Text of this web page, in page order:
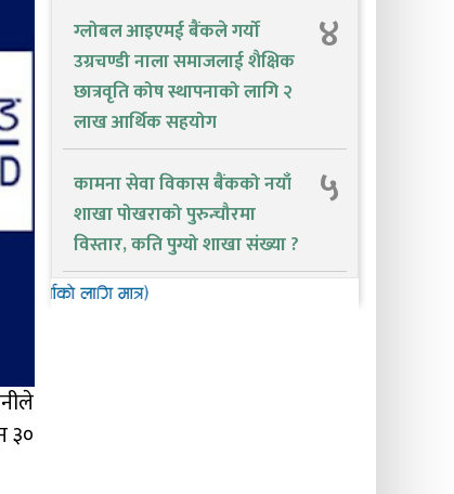
३०
ग्लोबल आइएमई बैंकले गर्यो
उग्रचण्डी नाला समाजलाई शैक्षिक
छात्रवृति कोष स्थापनाको लागि २
लाख आर्थिक सहयोग
४
कामना सेवा विकास बैंकको नयाँ
शाखा पोखराको पुरुन्चौरमा
विस्तार, कति पुग्यो शाखा संख्या ?
५